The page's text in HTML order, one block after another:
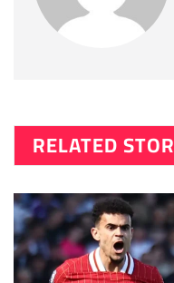
RELATED